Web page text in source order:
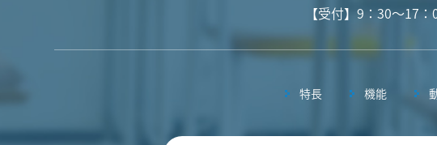
【受付】9：30～17
特長 機能